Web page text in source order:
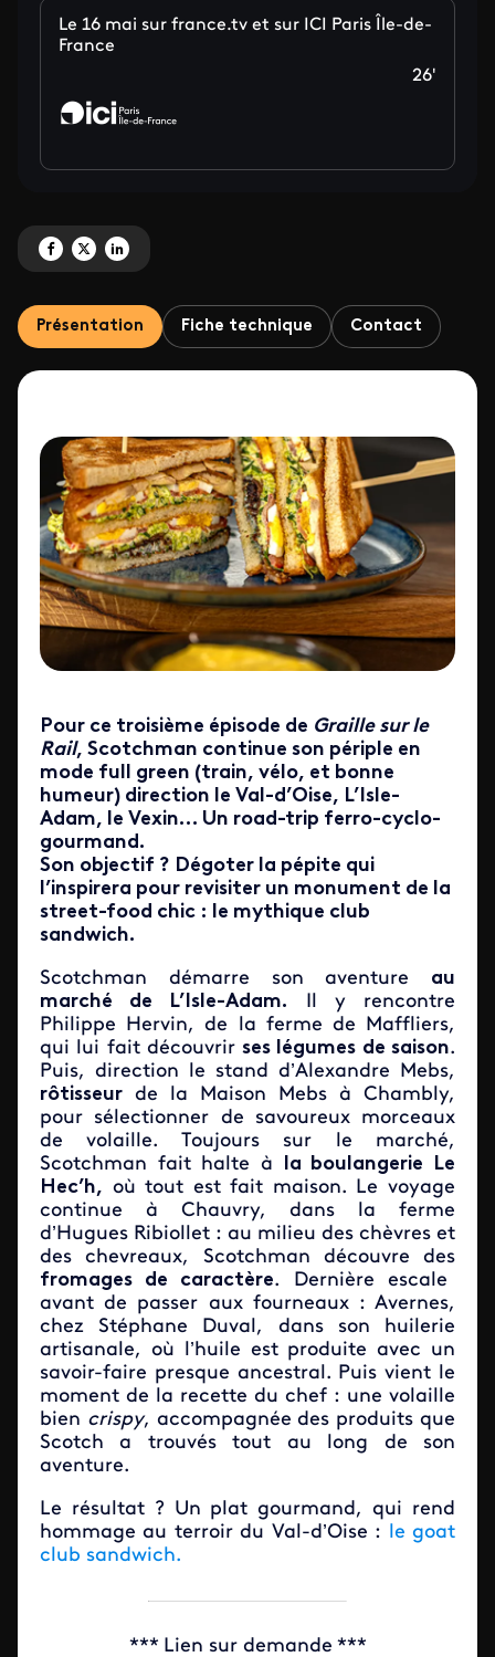
Le 16 mai sur france.tv et sur ICI Paris Île-de-
France
26'
Partagez 'Graille sur le rail' sur Facebook
Partagez 'Graille sur le rail' sur X
Partagez 'Graille sur le rail' sur LinkedIn
Présentation Fiche technique Contact
Pour ce troisième épisode de Graille sur le
Rail, Scotchman continue son périple en
mode full green (train, vélo, et bonne
humeur) direction le Val-d’Oise, L’Isle-
Adam, le Vexin… Un road-trip ferro-cyclo-
gourmand.
Son objectif ? Dégoter la pépite qui
l’inspirera pour revisiter un monument de la
street-food chic : le mythique club
sandwich.
Scotchman démarre son aventure au
marché de L’Isle-Adam. Il y rencontre
Philippe Hervin, de la ferme de Maffliers,
qui lui fait découvrirses légumes de saison.
Puis, direction le stand d’Alexandre Mebs,
rôtisseur de la Maison Mebs à Chambly,
pour sélectionner de savoureux morceaux
de volaille. Toujours sur le marché,
Scotchman fait halte à
la boulangerie Le
Hec’h, où tout est fait maison. Le voyage
continue à Chauvry, dans la ferme
d’Hugues Ribiollet : au milieu des chèvres et
des chevreaux, Scotchman découvre des
fromages de caractère. Dernière escale
avant de passer aux fourneaux : Avernes,
chez Stéphane Duval, dans son huilerie
artisanale, où l’huile est produite avec un
savoir-faire presque ancestral. Puis vient le
moment de la recette du chef : une volaille
bien crispy, accompagnée des produits que
Scotch a trouvés tout au long de son
aventure.
Le résultat ? Un plat gourmand, qui rend
hommage au terroir du Val-d’Oise :
le goat
club sandwich.
*** Lien sur demande ***